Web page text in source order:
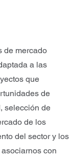
de mercado
a las
que
de
selección de
de los
del sector y los
con